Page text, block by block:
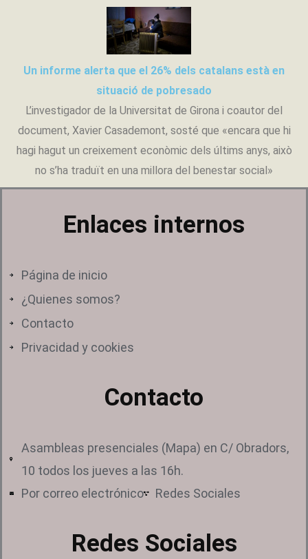
Un informe alerta que el 26% dels catalans està en
situació de pobresado
L’investigador de la Universitat de Girona i coautor del
document, Xavier Casademont, sosté que «encara que hi
hagi hagut un creixement econòmic dels últims anys, això
no s’ha traduït en una millora del benestar social»
Enlaces internos
Página de inicio
¿Quienes somos?
Contacto
Privacidad y cookies
Contacto
Asambleas presenciales (Mapa) en C/ Obradors,
10 todos los jueves a las 16h.
Por correo electrónico
Redes Sociales
Redes Sociales